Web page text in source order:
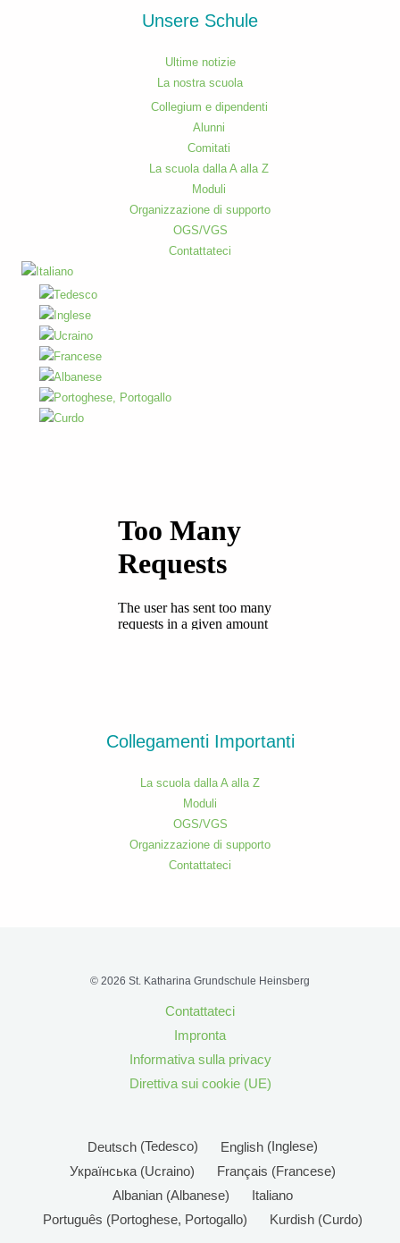
Unsere Schule
Ultime notizie
La nostra scuola
Collegium e dipendenti
Alunni
Comitati
La scuola dalla A alla Z
Moduli
Organizzazione di supporto
OGS/VGS
Contattateci
Collegamenti Importanti
La scuola dalla A alla Z
Moduli
OGS/VGS
Organizzazione di supporto
Contattateci
© 2026 St. Katharina Grundschule Heinsberg
Contattateci
Impronta
Informativa sulla privacy
Direttiva sui cookie (UE)
Deutsch(Tedesco) English ( Inglese)
Українська(Ucraino) Français (Francese)
Albanian(Albanese)
Italiano
Português (Portoghese, Portogallo) Kurdish (Curdo)